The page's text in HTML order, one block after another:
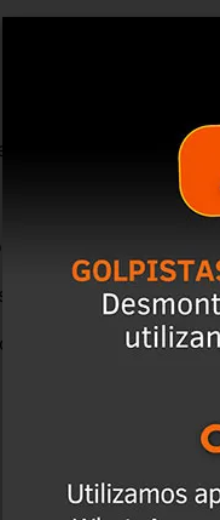
dos produtos;
obtidos pelo chat;
de referência;